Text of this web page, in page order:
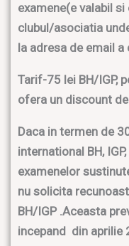
examene(e valabil
clubul/asociatia
la adresa de email a
Tarif-75 lei BH/IGP,
ofera un discount
Daca in termen de
international BH,
examenelor
nu solicita
BH/IGP .Aceasta
incepand din aprilie